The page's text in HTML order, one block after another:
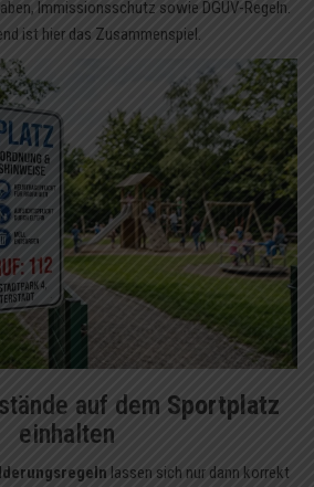
Immissionsschutz sowie DGUV-Regeln.
ist hier das Zusammenspiel.
auf dem Sportplatz
einhalten
lassen sich nur dann korrekt